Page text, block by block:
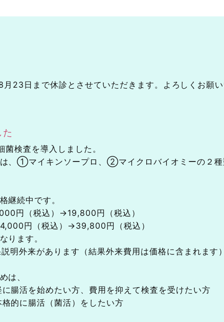
23日まで休診とさせていただきます。よろしくお願い
検査を導入しました。
、①マイキンソープロ、②マイクロバイオミーの２種
継続中です。
円（税込）→19,800円（税込）
円（税込）→39,800円（税込）
ります。
明外来があります（結果外来費用は価格に含まれます
は、
活を始めたい方、費用を抑えて検査を受けたい方
的に腸活（菌活）をしたい方